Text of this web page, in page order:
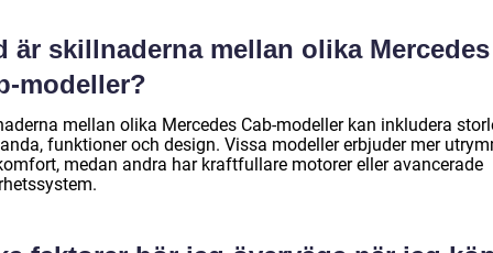
är skillnaderna mellan olika Mercedes
modeller?
mellan olika Mercedes Cab-modeller kan inkludera
funktioner och design. Vissa modeller erbjuder mer
medan andra har kraftfullare motorer eller avancerade